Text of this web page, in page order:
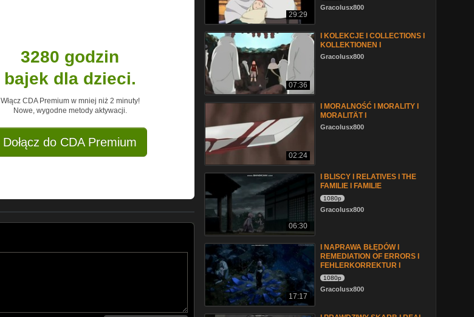
3280 godzin
bajek dla dzieci.
Włącz CDA Premium w mniej niż 2 minuty!
Nowe, wygodne metody aktywacji.
Dołącz do CDA Premium
29:29
Gracolusx800
07:36
I KOLEKCJE I COLLECTIONS I
KOLLEKTIONEN I
Gracolusx800
02:24
I MORALNOŚĆ I MORALITY I
MORALITÄT I
Gracolusx800
06:30
I BLISCY I RELATIVES I THE
FAMILIE I FAMILIE
1080p
Gracolusx800
17:17
I NAPRAWA BŁĘDÓW I
REMEDIATION OF ERRORS I
FEHLERKORREKTUR I
1080p
Gracolusx800